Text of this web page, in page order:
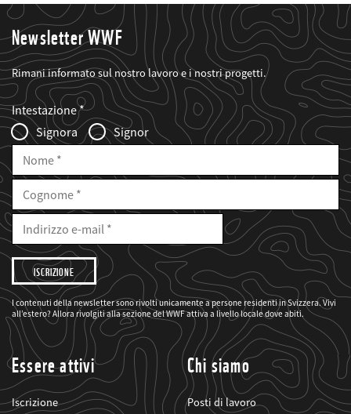
Newsletter WWF
Rimani informato sul nostro lavoro e i nostri progetti.
Web2Case
Infofelder
Fieldset
anrede_name
Intestazione
Signora
Signor
Nome
Cognome
E-
Mail
Indirizzo
mail
Desidero
che
il
WWF
mi
informi
sui
suoi
progetti
I contenuti della newsletter sono rivolti unicamente a persone residenti in Svizzera. Vivi
all’estero? Allora rivolgiti alla sezione del WWF attiva a livello locale dove abiti.
Essere attivi
Iscrizione
Chi siamo
Posti di lavoro